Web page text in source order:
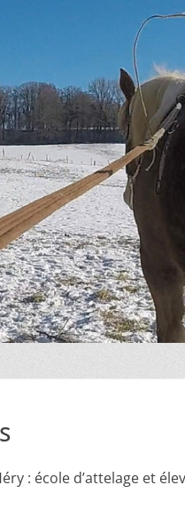
: école d’attelage et